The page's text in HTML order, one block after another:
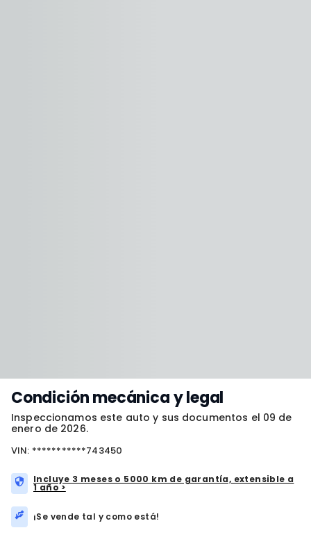
Condición mecánica y legal
Inspeccionamos este auto y sus documentos el 09 de
enero de 2026.
VIN: ***********743450
Incluye 3 meses o 5000 km de garantía, extensible a
1 año >
¡Se vende tal y como está!